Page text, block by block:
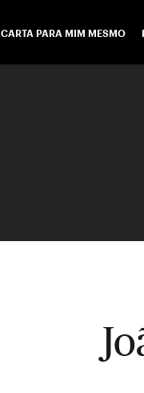
CARTA PARA MIM MESMO